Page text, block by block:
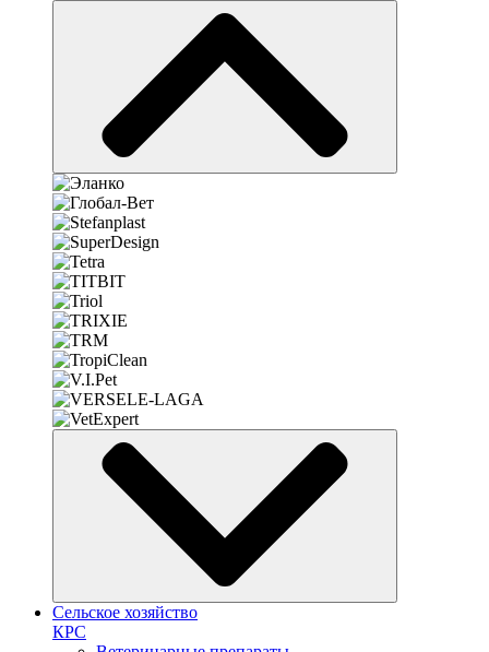
Сельское хозяйство
КРС